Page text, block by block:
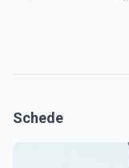
Schede